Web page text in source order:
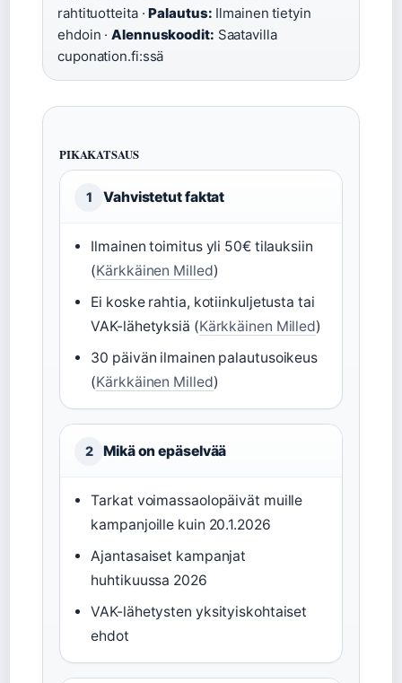
rahtituotteita ·Palautus: Ilmainen tietyin
ehdoin ·Alennuskoodit: Saatavilla
cuponation.fi:ssä
PIKAKATSAUS
1 Vahvistetut faktat
Ilmainen toimitus yli 50€ tilauksiin
(Kärkkäinen Milled)
Ei koske rahtia, kotiinkuljetusta tai
VAK-lähetyksiä (Kärkkäinen Milled)
30 päivän ilmainen palautusoikeus
(Kärkkäinen Milled)
2 Mikä on epäselvää
Tarkat voimassaolopäivät muille
kampanjoille kuin 20.1.2026
Ajantasaiset kampanjat
huhtikuussa 2026
VAK-lähetysten yksityiskohtaiset
ehdot